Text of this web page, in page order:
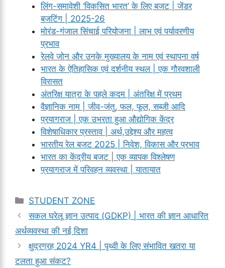
लिंग-समावेशी ‘विकसित भारत’ के लिए बजट | जेंडर
बजटिंग | 2025-26
मोरंड-गंजाल सिंचाई परियोजना | लाभ एवं पर्यावरणीय
प्रभाव
रेलवे जोन और उनके मुख्यालय के नाम एवं स्थापना वर्ष
भारत के ऐतिहासिक एवं दर्शनीय स्थल | एक गौरवशाली
विरासत
अंतरिक्ष यात्रा के पहले कदम | अंतरिक्ष में प्रथम
वैज्ञानिक नाम | जीव-जंतु, फल, फूल, सब्जी आदि
प्रयागराज | एक उभरता हुआ औद्योगिक केंद्र
विशेषाधिकार प्रस्ताव | अर्थ,उद्देश्य और महत्व
भारतीय रेल बजट 2025 | निवेश, विकास और प्रभाव
भारत का केंद्रीय बजट | एक व्यापक विश्लेषण
प्रयागराज में परिवहन व्यवस्था | यातायात
Categories
STUDENT ZONE
सकल घरेलू ज्ञान उत्पाद (GDKP) | भारत की ज्ञान आधारित
अर्थव्यवस्था की नई दिशा
क्षुद्रग्रह 2024 YR4 | पृथ्वी के लिए संभावित खतरा या
टलता हुआ संकट?